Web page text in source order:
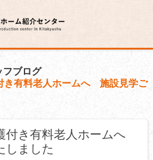
フブログ
有料老人ホームへ 施設見学ご
き有料老人ホームへ
しました